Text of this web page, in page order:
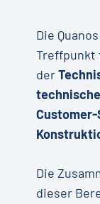
Die
Treffpunkt
der
Die
dieser